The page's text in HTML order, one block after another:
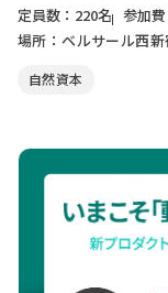
定員数：220名 参加
場所：ベルサール西新
自然資本